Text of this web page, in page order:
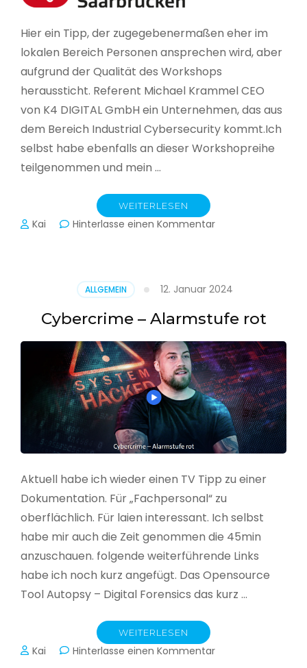
Hier ein Tipp, der zugegebenermaßen eher im
lokalen Bereich Personen ansprechen wird, aber
aufgrund der Qualität des Workshops
heraussticht. Referent Michael Krammel CEO
von K4 DIGITAL GmbH ein Unternehmen, das aus
dem Bereich Industrial Cybersecurity kommt.Ich
selbst habe ebenfalls an dieser Workshopreihe
teilgenommen und mein …
WEITERLESEN
Kai Hinterlasse einen Kommentarzu
Produktion
ALLGEMEIN 12. Januar 2024
Cybercrime – Alarmstufe rot
Aktuell habe ich wieder einen TV Tipp zu einer
Dokumentation. Für „Fachpersonal“ zu
oberflächlich. Für laien interessant. Ich selbst
habe mir auch die Zeit genommen die 45min
anzuschauen. folgende weiterführende Links
habe ich noch kurz angefügt. Das Opensource
Tool Autopsy – Digital Forensics das kurz …
WEITERLESEN
Kai Hinterlasse einen Kommentarzu